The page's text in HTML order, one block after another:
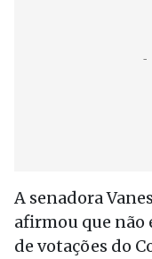
A senadora
afirmou que não
de votações do